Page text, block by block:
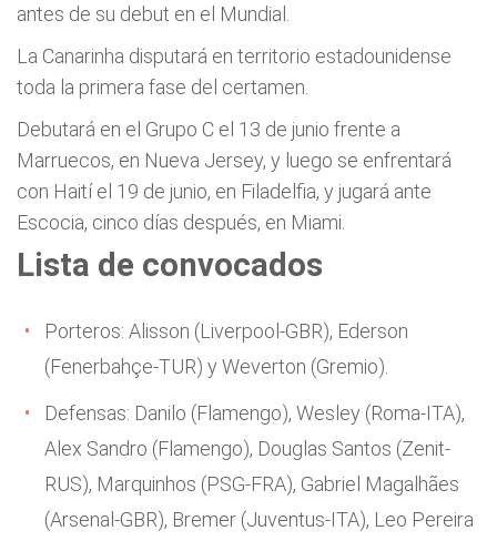
antes de su debut en el Mundial.
La Canarinha disputará en territorio estadounidense
toda la primera fase del certamen.
Debutará en el Grupo C el 13 de junio frente a
Marruecos, en Nueva Jersey, y luego se enfrentará
con Haití el 19 de junio, en Filadelfia, y jugará ante
Escocia, cinco días después, en Miami.
Lista de convocados
Porteros: Alisson (Liverpool-GBR), Ederson
(Fenerbahçe-TUR) y Weverton (Gremio).
Defensas: Danilo (Flamengo), Wesley (Roma-ITA),
Alex Sandro (Flamengo), Douglas Santos (Zenit-
RUS), Marquinhos (PSG-FRA), Gabriel Magalhães
(Arsenal-GBR), Bremer (Juventus-ITA), Leo Pereira